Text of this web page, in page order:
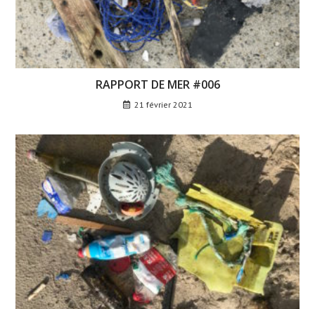
RAPPORT DE MER #006
21 février 2021